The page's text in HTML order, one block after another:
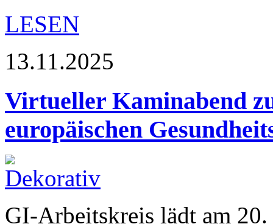
LESEN
13.11.2025
Virtueller Kaminabend
europäischen
GI-Arbeitskreis lädt am